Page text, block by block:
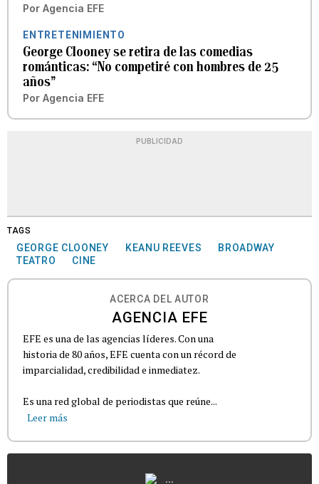
Por Agencia EFE
ENTRETENIMIENTO
George Clooney se retira de las comedias
románticas: “No competiré con hombres de 25
años”
Por Agencia EFE
PUBLICIDAD
TAGS
GEORGE CLOONEY KEANU REEVES
BROADWAY
TEATRO
CINE
ACERCA DEL AUTOR
AGENCIA EFE
EFE es una de las agencias líderes. Con una
historia de 80 años, EFE cuenta con un récord de
imparcialidad, credibilidad e inmediatez.
Es una red global de periodistas que reúne...
Leer más
...